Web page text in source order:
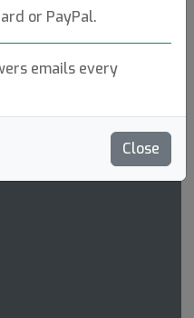
or PayPal.
emails every
Close